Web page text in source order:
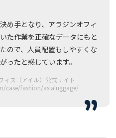
め手となり、アラジンオフィ
た作業を正確なデータにもと
ので、人員配置もしやすくな
ったと感じています。
ィス（アイル）公式サイト
case/fashion/asialuggage/